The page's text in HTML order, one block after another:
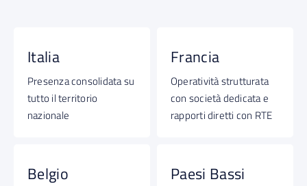
Italia
Presenza consolidata su
tutto il territorio
nazionale
Francia
Operatività strutturata
con società dedicata e
rapporti diretti con RTE
Belgio Paesi Bassi